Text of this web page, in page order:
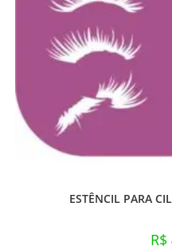
ESTÊNCIL PARA
R$